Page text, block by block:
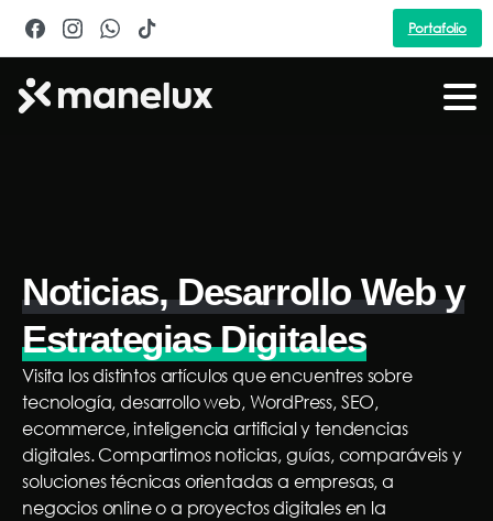
Portafolio
Noticias, Desarrollo Web y
Estrategias Digitales
Visita los distintos artículos que encuentres sobre
tecnología, desarrollo web, WordPress, SEO,
ecommerce, inteligencia artificial y tendencias
digitales. Compartimos noticias, guías, comparáveis y
soluciones técnicas orientadas a empresas, a
negocios online o a proyectos digitales en la